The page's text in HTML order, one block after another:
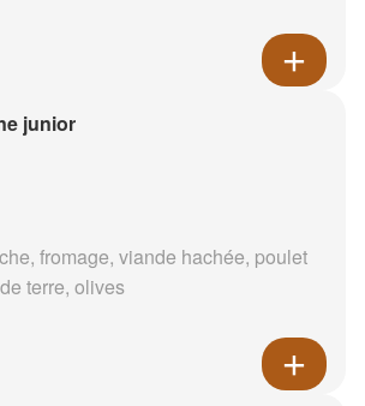
junior
fromage, viande hachée, poulet
terre, olives